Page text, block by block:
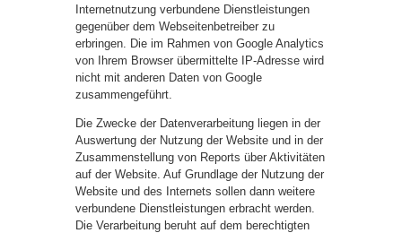
Internetnutzung verbundene Dienstleistungen
gegenüber dem Webseitenbetreiber zu
erbringen. Die im Rahmen von Google Analytics
von Ihrem Browser übermittelte IP-Adresse wird
nicht mit anderen Daten von Google
zusammengeführt.
Die Zwecke der Datenverarbeitung liegen in der
Auswertung der Nutzung der Website und in der
Zusammenstellung von Reports über Aktivitäten
auf der Website. Auf Grundlage der Nutzung der
Website und des Internets sollen dann weitere
verbundene Dienstleistungen erbracht werden.
Die Verarbeitung beruht auf dem berechtigten